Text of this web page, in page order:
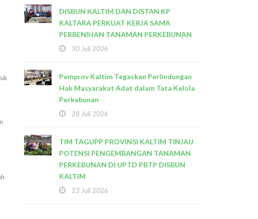
DISBUN KALTIM DAN DISTAN KP
KALTARA PERKUAT KERJA SAMA
PERBENIHAN TANAMAN PERKEBUNAN
30 Juli 2026
Pemprov Kaltim Tegaskan Perlindungan
Hak Masyarakat Adat dalam Tata Kelola
Perkebunan
28 Juli 2026
TIM TAGUPP PROVINSI KALTIM TINJAU
POTENSI PENGEMBANGAN TANAMAN
PERKEBUNAN DI UPTD PBTP DISBUN
KALTIM
23 Juli 2026